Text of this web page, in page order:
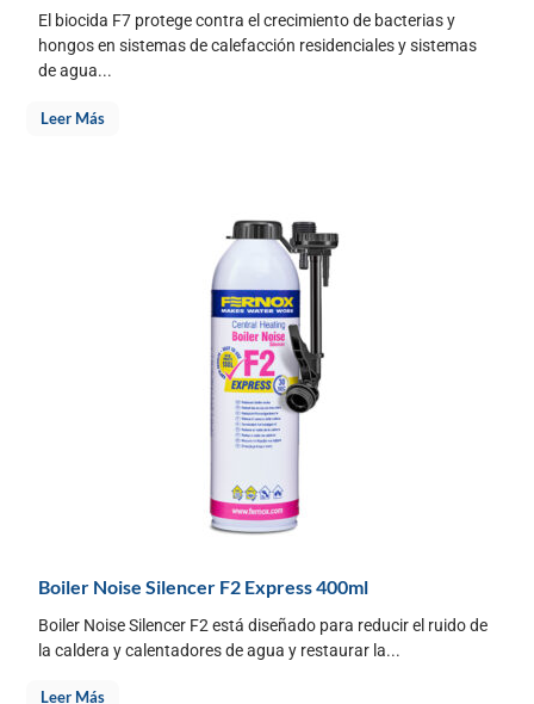
El biocida F7 protege contra el crecimiento de bacterias y
hongos en sistemas de calefacción residenciales y sistemas
de agua...
Leer Más
Boiler Noise Silencer F2 Express 400ml
Boiler Noise Silencer F2 está diseñado para reducir el ruido de
la caldera y calentadores de agua y restaurar la...
Leer Más